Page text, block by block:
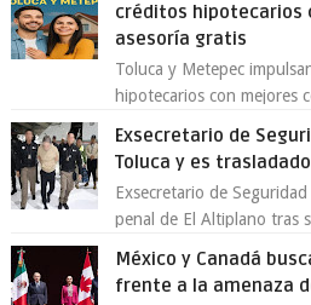
créditos hipotecarios
asesoría gratis
Toluca y Metepec
hipotecarios con mejores
Exsecretario de
Toluca y es
Exsecretario de
penal de El Altiplano tras
México y Canadá
frente a la amenaza